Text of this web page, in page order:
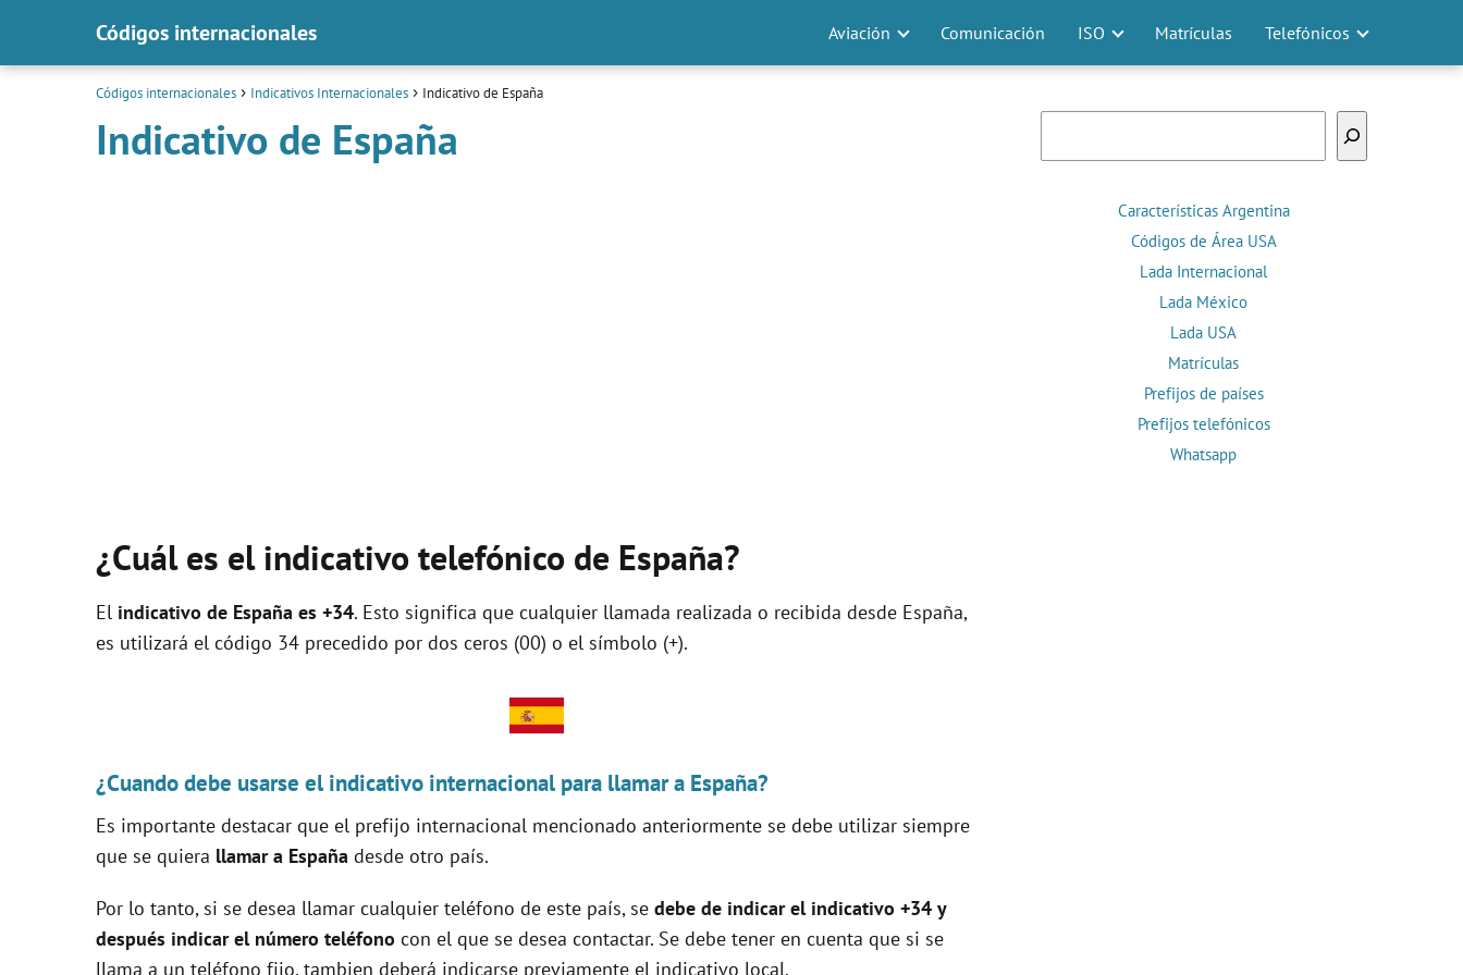
Códigos internacionales Aviación Comunicación ISO Matrículas Telefónicos
Códigos internacionales Indicativos Internacionales Indicativo de España
Indicativo de España
¿Cuál es el indicativo telefónico de España?
El indicativo de España es +34. Esto significa que cualquier llamada realizada o recibida desde España,
es utilizará el código 34 precedido por dos ceros (00) o el símbolo (+).
¿Cuando debe usarse el indicativo internacional para llamar a España?
Es importante destacar que el prefijo internacional mencionado anteriormente se debe utilizar siempre
que se quiera llamar a España desde otro país.
Por lo tanto, si se desea llamar cualquier teléfono de este país, se debe de indicar el indicativo +34 y
después indicar el número teléfono con el que se desea contactar. Se debe tener en cuenta que si se
llama a un teléfono fijo, tambien deberá indicarse previamente el indicativo local.
Características Argentina
Códigos de Área USA
Lada Internacional
Lada México
Lada USA
Matrículas
Prefijos de países
Prefijos telefónicos
Whatsapp